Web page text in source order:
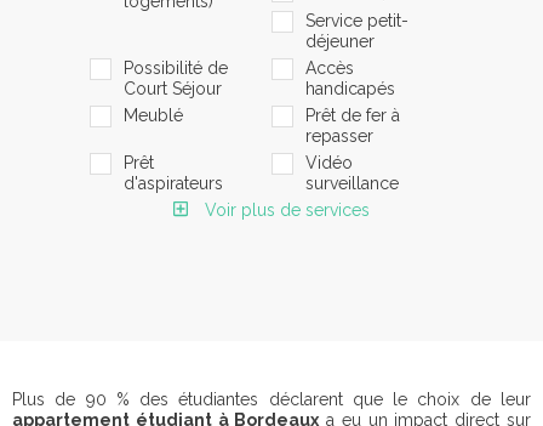
Service petit-
déjeuner
Possibilité de
Court Séjour
Accès
handicapés
Meublé
Prêt de fer à
repasser
Prêt
d'aspirateurs
Vidéo
surveillance
Voir plus de services
Plus de 90 % des étudiantes déclarent que le choix de leur
appartement étudiant à Bordeaux a eu un impact direct sur